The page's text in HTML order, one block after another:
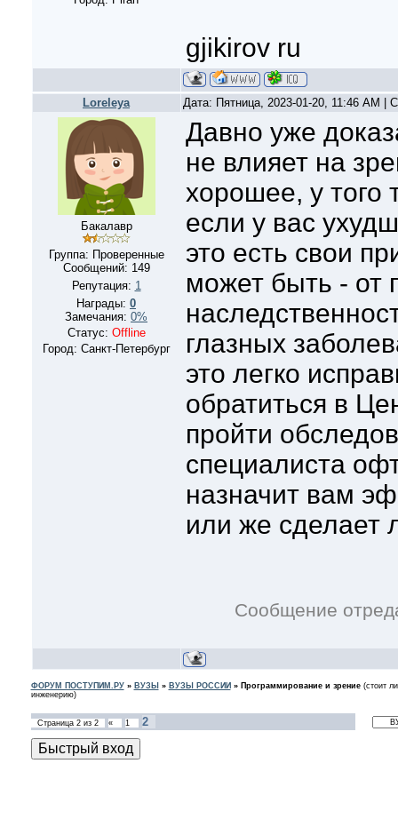
gjikirov ru
Loreleya Дата: Пятница, 2023-01-20, 11:46 AM |
Бакалавр
Группа: Проверенные
Сообщений: 149
Репутация: 1
Награды: 0
Замечания: 0%
Статус: Offline
Город: Санкт-Петербург
Давно уже
не влияет на
хорошее, у того
если у вас
это есть свои
может быть - от
глазных
это легко
обратиться в
пройти
специалиста
назначит вам
или же сделает
Сообщение
ФОРУМ ПОСТУПИМ.РУ» ВУЗЫ » ВУЗЫ РОССИИ » Программирование и зрение (стоит
инженерию)
Страница 2из 2 « 1 2